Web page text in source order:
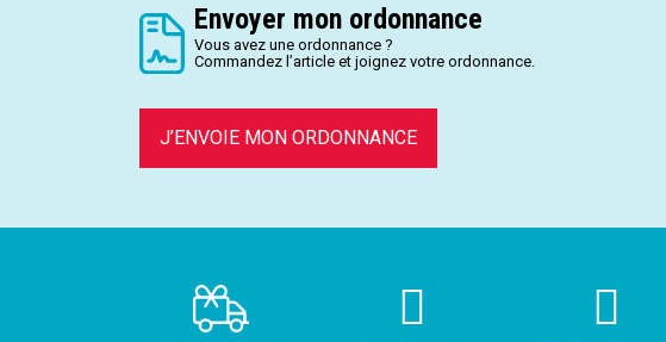
Envoyer mon ordonnance
Vous avez une ordonnance ?
Commandez l’article et joignez votre ordonnance.
J’ENVOIE MON ORDONNANCE